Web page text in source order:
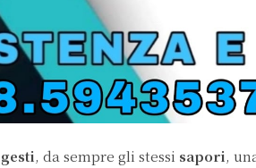
gesti, da sempre gli stessi sapori,